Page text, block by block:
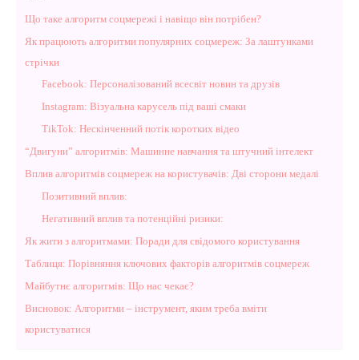
Що таке алгоритм соцмережі і навіщо він потрібен?
Як працюють алгоритми популярних соцмереж: За лаштунками
стрічки
Facebook: Персоналізований всесвіт новин та друзів
Instagram: Візуальна карусель під ваші смаки
TikTok: Нескінченний потік коротких відео
“Двигуни” алгоритмів: Машинне навчання та штучний інтелект
Вплив алгоритмів соцмереж на користувачів: Дві сторони медалі
Позитивний вплив:
Негативний вплив та потенційні ризики:
Як жити з алгоритмами: Поради для свідомого користування
Таблиця: Порівняння ключових факторів алгоритмів соцмереж
Майбутнє алгоритмів: Що нас чекає?
Висновок: Алгоритми – інструмент, яким треба вміти
користуватися